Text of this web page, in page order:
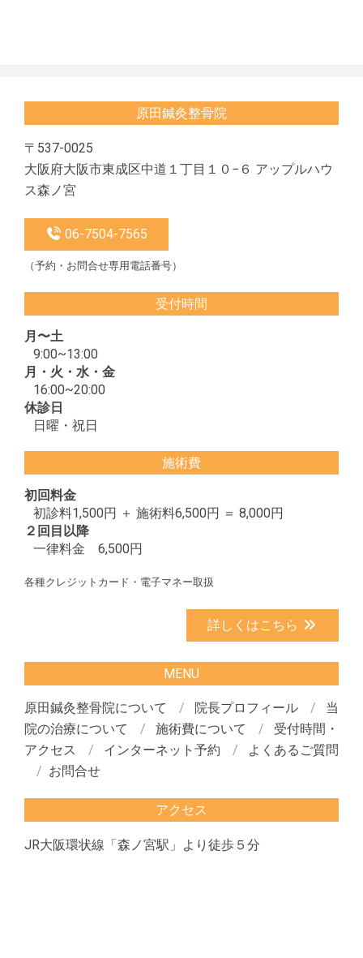
原田鍼灸整骨院
〒537-0025
大阪府大阪市東成区中道１丁目１０−６ アップルハウ
ス森ノ宮
06-7504-7565
（予約・お問合せ専用電話番号）
受付時間
月〜土
9:00~13:00
月・火・水・金
16:00~20:00
休診日
日曜・祝日
施術費
初回料金
初診料1,500円 ＋ 施術料6,500円 ＝ 8,000円
２回目以降
一律料金 6,500円
各種クレジットカード・電子マネー取扱
詳しくはこちら
MENU
原田鍼灸整骨院について 院長プロフィール
当
院の治療について
施術費について
受付時間・
アクセス
インターネット予約
よくあるご質問
お問合せ
アクセス
JR大阪環状線「森ノ宮駅」より徒歩５分